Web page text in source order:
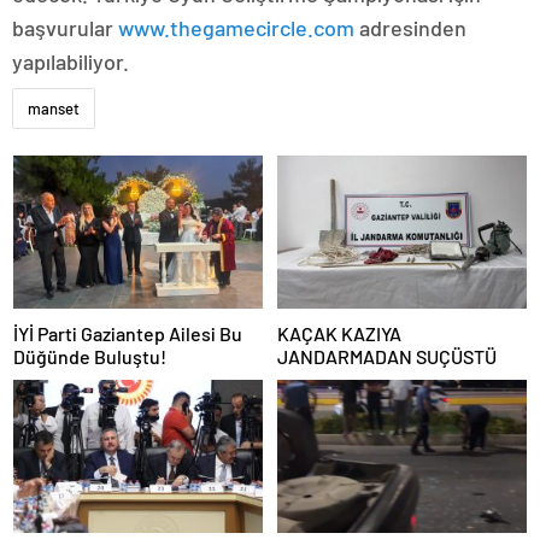
başvurularwww.thegamecircle.com adresinden
yapılabiliyor.
manset
İYİ Parti Gaziantep Ailesi Bu
Düğünde Buluştu!
KAÇAK KAZIYA
JANDARMADAN SUÇÜSTÜ